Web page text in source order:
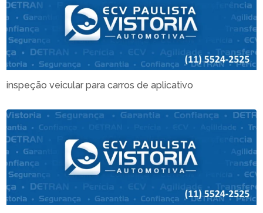
inspeção veicular para carros de aplicativo